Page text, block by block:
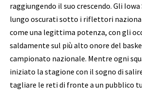
raggiungendo il suo crescendo. Gli
lungo oscurati sotto i riflettori
come una legittima potenza, con gli
saldamente sul più alto onore del
campionato nazionale. Mentre ogni
iniziato la stagione con il sogno di
tagliare le reti di fronte a un pubblico